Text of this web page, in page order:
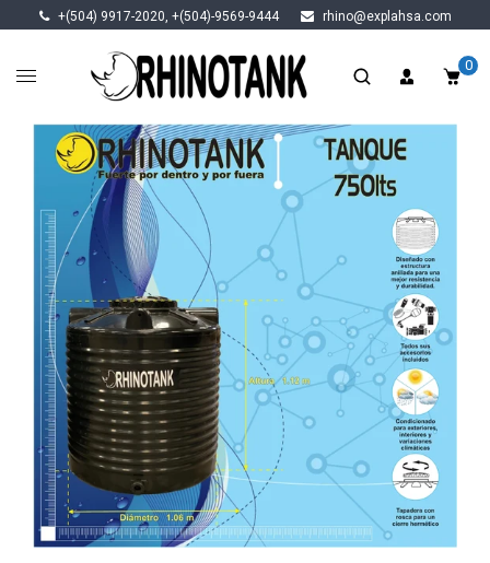
+(504) 9917-2020, +(504)-9569-9444 rhino@explahsa.com
0